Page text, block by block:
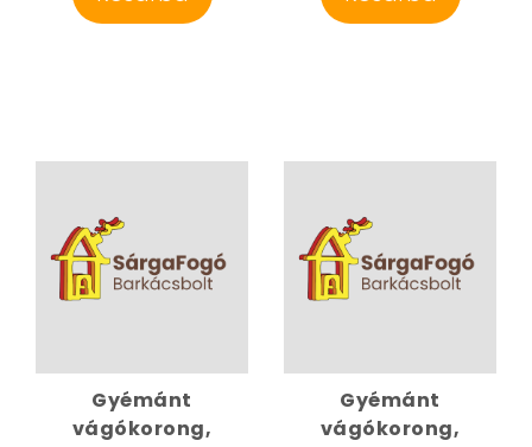
Gyémánt
vágókorong,
Gyémánt
vágókorong,